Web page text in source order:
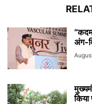
अंग-
किया